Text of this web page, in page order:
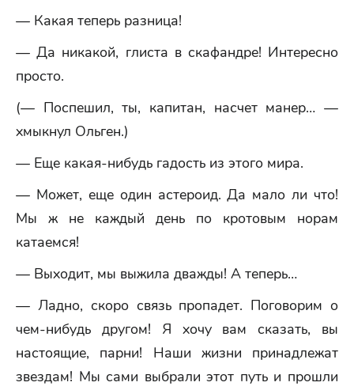
— Какая теперь разница!
— Да никакой, глиста в скафандре! Интересно
просто.
(— Поспешил, ты, капитан, насчет манер… —
хмыкнул Ольген.)
— Еще какая-нибудь гадость из этого мира.
— Может, еще один астероид. Да мало ли что!
Мы ж не каждый день по кротовым норам
катаемся!
— Выходит, мы выжила дважды! А теперь…
— Ладно, скоро связь пропадет. Поговорим о
чем-нибудь другом! Я хочу вам сказать, вы
настоящие, парни! Наши жизни принадлежат
звездам! Мы сами выбрали этот путь и прошли